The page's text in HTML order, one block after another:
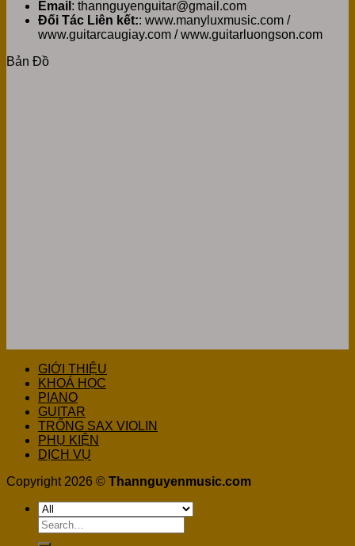
Email : thannguyenguitar@gmail.com
Đối Tác Liên kết:: www.manyluxmusic.com /
www.guitarcaugiay.com / www.guitarluongson.com
Bản Đồ
GIỚI THIỆU
KHOÁ HỌC
PIANO
GUITAR
TRỐNG SAX VIOLIN
PHỤ KIỆN
DỊCH VỤ
Copyright 2026 © Thannguyenmusic.com
Search
for: